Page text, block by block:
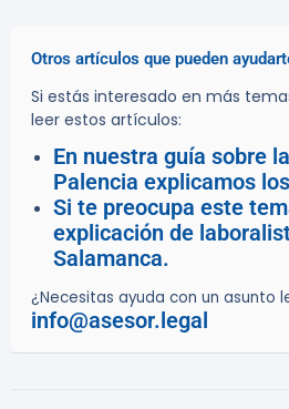
Otros artículos que pueden
Si estás interesado en más
leer estos artículos:
En nuestra guía sobre
Palencia explicamos
Si te preocupa este
explicación de
Salamanca.
¿Necesitas ayuda con un asunto
info@asesor.legal